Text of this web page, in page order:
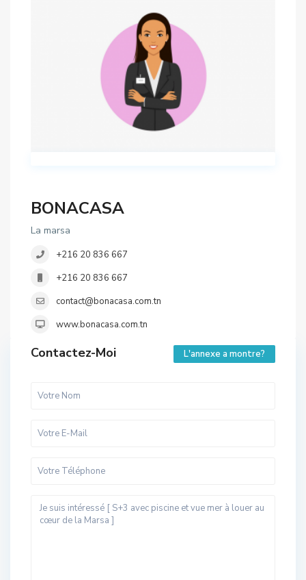
BONACASA
La marsa
+216 20 836 667
+216 20 836 667
contact@bonacasa.com.tn
www.bonacasa.com.tn
Contactez-Moi L'annexe a montre?